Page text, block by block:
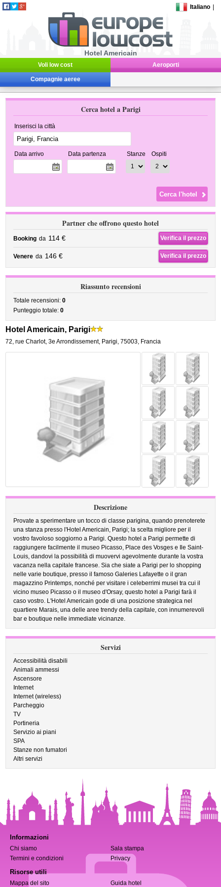
Italiano
Hotel Americain
Voli low cost Aeroporti
Compagnie aeree
Cerca hotel a Parigi
Inserisci la città
Data arrivo Data partenza Stanze Ospiti
Partner che offrono questo hotel
Booking da 114 € Verifica il prezzo
Venere da 146 € Verifica il prezzo
Riassunto recensioni
Totale recensioni:0
Punteggio totale:0
Hotel Americain, Parigi
72, rue Charlot,3e Arrondissement, Parigi,75003, Francia
Descrizione
Provate a sperimentare un tocco di classe parigina, quando prenoterete
una stanza presso l'Hotel Americain, Parigi; la scelta migliore per il
vostro favoloso soggiorno a Parigi. Questo hotel a Parigi permette di
raggiungere facilmente il museo Picasso, Place des Vosges e Ile Saint-
Louis, dandovi la possibilità di muovervi agevolmente durante la vostra
vacanza nella capitale francese. Sia che siate a Parigi per lo shopping
nelle varie boutique, presso il famoso Galeries Lafayette o il gran
magazzino Printemps, nonché per visitare i celeberrimi musei tra cui il
vicino museo Picasso o il museo d'Orsay, questo hotel a Parigi farà il
caso vostro. L'Hotel Americain gode di una posizione strategica nel
quartiere Marais, una delle aree trendy della capitale, con innumerevoli
bar e boutique nelle immediate vicinanze.
Servizi
Accessibilità disabili
Animali ammessi
Ascensore
Internet
Internet (wireless)
Parcheggio
TV
Portineria
Servizio ai piani
SPA
Stanze non fumatori
Altri servizi
Informazioni
Chi siamo
Sala stampa
Termini e condizioni
Privacy
Risorse utili
Mappa del sito Guida hotel